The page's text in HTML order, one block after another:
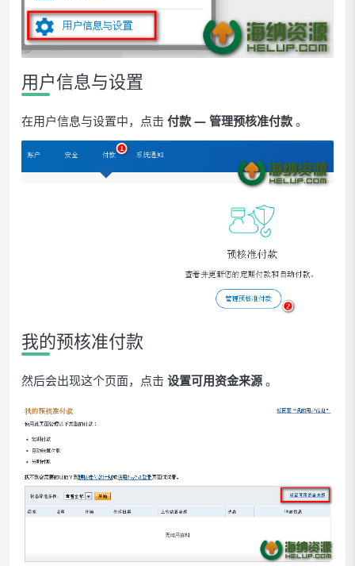
用户信息与设置
在用户信息与设置中，点击 付款 — 管理预核准付款 。
我的预核准付款
然后会出现这个页面，点击 设置可用资金来源 。